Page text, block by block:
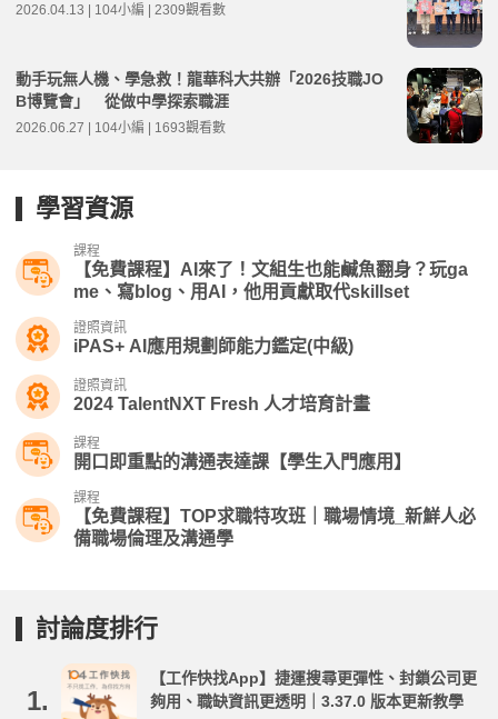
2026.04.13 | 104小編 | 2309觀看數
動手玩無人機、學急救！龍華科大共辦「2026技職JO
B博覽會」 從做中學探索職涯
2026.06.27 | 104小編 | 1693觀看數
學習資源
課程
【免費課程】AI來了！文組生也能鹹魚翻身？玩ga
me、寫blog、用AI，他用貢獻取代skillset
證照資訊
iPAS+ AI應用規劃師能力鑑定(中級)
證照資訊
2024 TalentNXT Fresh 人才培育計畫
課程
開口即重點的溝通表達課【學生入門應用】
課程
【免費課程】TOP求職特攻班｜職場情境_新鮮人必
備職場倫理及溝通學
討論度排行
1.
【工作快找App】捷運搜尋更彈性、封鎖公司更
夠用、職缺資訊更透明｜3.37.0 版本更新教學